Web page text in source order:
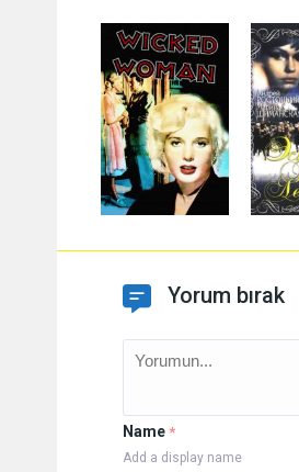
Yorum bırak
Name *
Add a display name